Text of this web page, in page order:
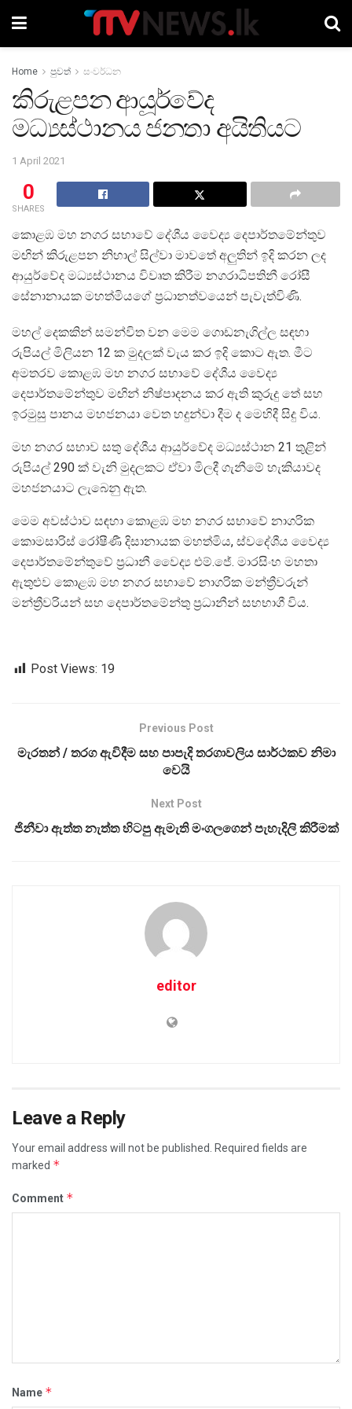
Home පුවත් සංවර්ධන
කිරුළපන ආයූර්වේද
මධ්‍යස්ථානය ජනතා අයිතියට
1 April 2021
0
SHARES
කොළඹ මහ නගර සභාවේ දේශීය වෛද්‍ය දෙපාර්තමේන්තුව
මඟින් කිරුළපන නිහාල් සිල්වා මාවතේ අලුතින් ඉදි කරන ලද
ආයුර්වේද මධ්‍යස්ථානය විවෘත කිරීම නගරාධිපතිනී රෝසී
සේනානායක මහත්මියගේ ප්‍රධානත්වයෙන් පැවැත්විණි.
මහල් දෙකකින් සමන්විත වන මෙම ගොඩනැගිල්ල සඳහා
රුපියල් මිලියන 12 ක මුදලක් වැය කර ඉදි කොට ඇත. මීට
අමතරව කොළඹ මහ නගර සභාවේ දේශීය වෛද්‍ය
දෙපාර්තමේන්තුව මඟින් නිෂ්පාදනය කර ඇති කුරුදු තේ සහ
ඉරමුසු පානය මහජනයා වෙත හදුන්වා දීම ද මෙහිදී සිදු විය.
මහ නගර සභාව සතු දේශීය ආයුර්වේද මධ්‍යස්ථාන 21 තුළින්
රුපියල් 290 ක් වැනි මුදලකට ඒවා මිලදී ගැනීමේ හැකියාවද
මහජනයාට ලැබෙනු ඇත.
මෙම අවස්ථාව සඳහා කොළඹ මහ නගර සභාවේ නාගරික
කොමසාරිස් රෝෂීණී දිසානායක මහත්මිය, ස්වදේශීය වෛද්‍ය
දෙපාර්තමේන්තුවේ ප්‍රධානී වෛද්‍ය එම්.ජේ. මාරසිංහ මහතා
ඇතුළුව කොළඹ මහ නගර සභාවේ නාගරික මන්ත්‍රීවරුන්
මන්ත්‍රීවරියන් සහ දෙපාර්තමේන්තු ප්‍රධානීන් සහභාගී විය.
Post Views: 19
Previous Post
මැරතන් / තරග ඇවිදීම සහ පාපැදි තරගාවලිය සාර්ථකව නිමා
වෙයි
Next Post
ජිනීවා ඇත්ත නැත්ත හිටපු ඇමැති මංගලගෙන් පැහැදිලි කිරීමක්
editor
Leave a Reply
Your email address will not be published.
Required fields are
marked *
Comment *
Name *